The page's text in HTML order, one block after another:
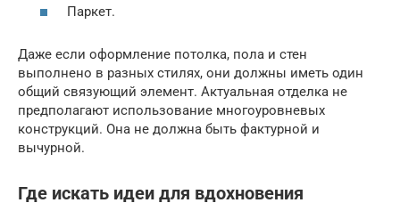
Паркет.
Даже если оформление потолка, пола и стен
выполнено в разных стилях, они должны иметь один
общий связующий элемент. Актуальная отделка не
предполагают использование многоуровневых
конструкций. Она не должна быть фактурной и
вычурной.
Где искать идеи для вдохновения